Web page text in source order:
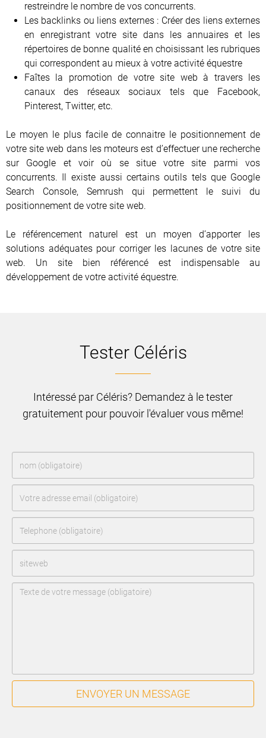
restreindre le nombre de vos concurrents.
Les backlinks ou liens externes : Créer des liens externes
en enregistrant votre site dans les annuaires et les
répertoires de bonne qualité en choisissant les rubriques
qui correspondent au mieux à votre activité équestre
Faîtes la promotion de votre site web à travers les
canaux des réseaux sociaux tels que Facebook,
Pinterest, Twitter, etc.
Le moyen le plus facile de connaitre le positionnement de
votre site web dans les moteurs est d’effectuer une recherche
sur Google et voir où se situe votre site parmi vos
concurrents. Il existe aussi certains outils tels que Google
Search Console, Semrush qui permettent le suivi du
positionnement de votre site web.
Le référencement naturel est un moyen d’apporter les
solutions adéquates pour corriger les lacunes de votre site
web. Un site bien référencé est indispensable au
développement de votre activité équestre.
Tester Céléris
Intéressé par Céléris? Demandez à le tester
gratuitement pour pouvoir l'évaluer vous même!
ENVOYER UN MESSAGE